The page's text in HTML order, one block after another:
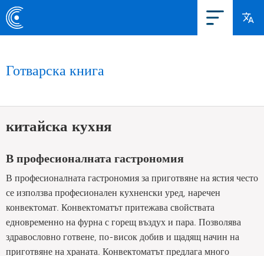
Готварска книга
китайска кухня
В професионалната гастрономия
В професионалната гастрономия за приготвяне на ястия често
се използва професионален кухненски уред, наречен
конвектомат. Конвектоматът притежава свойствата
едновременно на фурна с горещ въздух и пара. Позволява
здравословно готвене, по-висок добив и щадящ начин на
приготвяне на храната. Конвектоматът предлага много